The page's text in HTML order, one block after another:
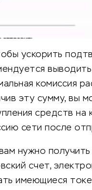
ускорить
комиссия
эту сумму, вы
средств на
сети после
нужно
счет,
имеющиеся